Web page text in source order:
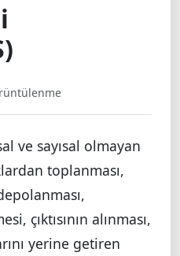
ve sayısal olmayan
toplanması,
çıktısının alınması,
yerine getiren